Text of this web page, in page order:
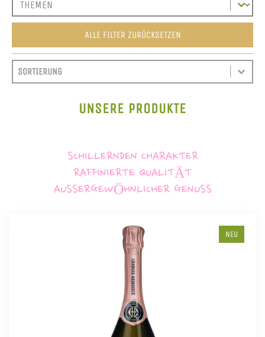
ALLE FILTER ZURÜCKSETZEN
SORTIEREN
SORT CONTENT
SORT CONTENT
UNSERE PRODUKTE
SCHILLERNDEN CHARAKTER
RAFFINIERTE QUALITÄT
AUSSERGEWÖHNLICHER GENUSS
NEU